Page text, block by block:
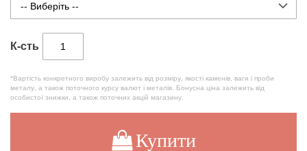
К-сть
*Вартість конкретного виробу залежить від розміру, якості каменів, ваги і проби
металу, а також поточного курсу валют і металів. Бонусна ціна залежить від
особистої знижки, а також поточних акцій магазину.
Купити